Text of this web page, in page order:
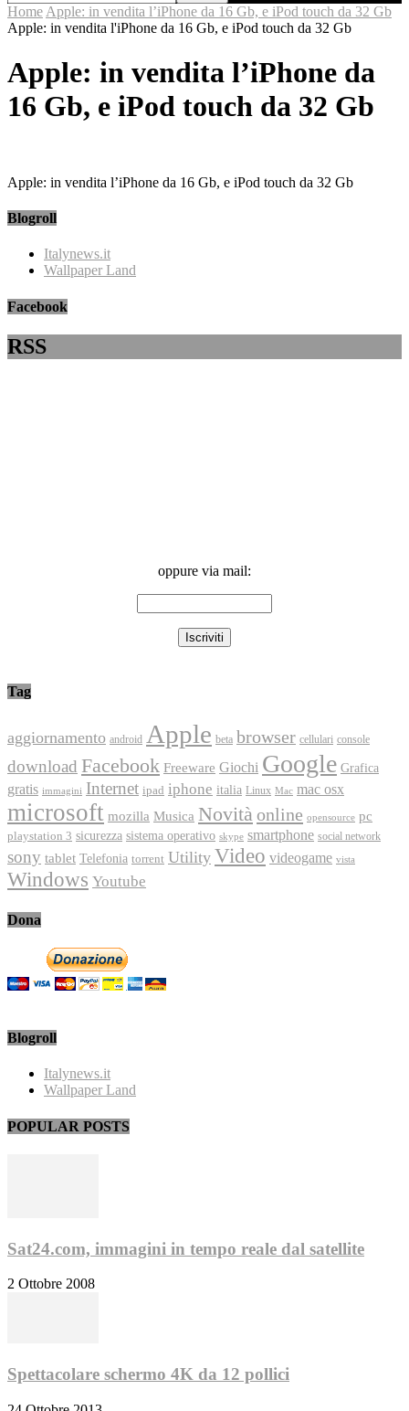
Home Apple: in vendita l’iPhone da 16 Gb, e iPod touch da 32 Gb
Apple: in vendita l'iPhone da 16 Gb, e iPod touch da 32 Gb
Apple: in vendita l’iPhone da
16 Gb, e iPod touch da 32 Gb
Apple: in vendita l’iPhone da 16 Gb, e iPod touch da 32 Gb
Blogroll
Italynews.it
Wallpaper Land
Facebook
RSS
oppure via mail:
Tag
aggiornamento android Apple beta browser cellulari console
download Facebook Freeware Giochi Google Grafica
gratis immagini Internet ipad iphone italia Linux Mac mac osx
microsoft mozilla Musica Novità online opensource pc
playstation 3 sicurezza sistema operativo skype smartphone social network
sony tablet Telefonia torrent Utility Video videogame vista
Windows Youtube
Dona
Blogroll
Italynews.it
Wallpaper Land
POPULAR POSTS
Sat24.com, immagini in tempo reale dal satellite
2 Ottobre 2008
Spettacolare schermo 4K da 12 pollici